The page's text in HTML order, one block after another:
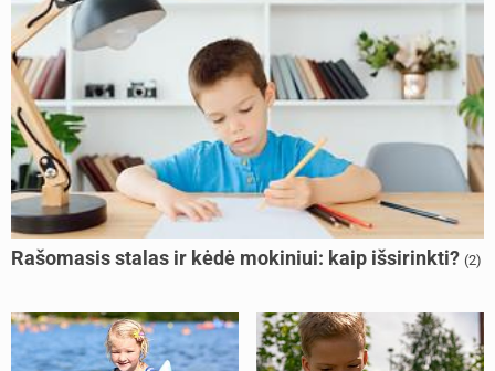
Rašomasis stalas ir kėdė mokiniui: kaip išsirinkti? (2)